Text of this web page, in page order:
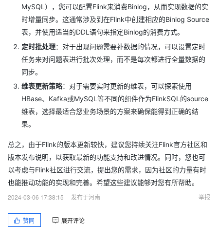
MySQL），您可以配置Flink来消费Binlog，从而实现数据的实
时增量同步。这通常涉及到在Flink中创建相应的Binlog Source
表，并使用适当的DDL语句来指定Binlog的消费方式。
定时批处理：对于出现问题需要补数据的情况，可以设置定时
任务来对问题表进行批次处理，而不是每次都进行全量数据的
同步。
维表更新策略：对于需要实时更新的维表，可以探索使用
HBase、Kafka或MySQL等不同的组件作为FlinkSQL的source
维表，选择最适合您业务场景的方案来确保能得到正确的结
果。
总之，由于Flink的版本更新较快，建议您持续关注Flink官方社区和
版本发布说明，以获取最新的功能支持和改进情况。同时，您也可
以考虑与Flink社区进行交流，提出您的需求，因为社区的力量有时
也能推动功能的实现和完善。希望这些建议能够对您有所帮助。
2024-03-06 17:38:15
发布于河南 举报
赞同 展开评论